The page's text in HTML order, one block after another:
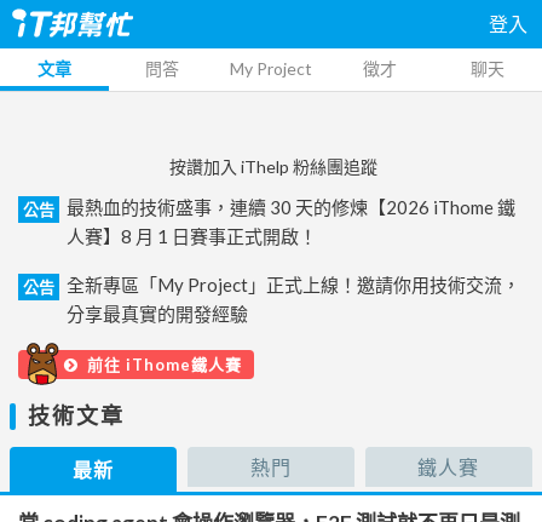
登入
文章 問答 My Project 徵才 聊天
按讚加入 iThelp 粉絲團追蹤
公告
最熱血的技術盛事，連續 30 天的修煉【2026 iThome 鐵
人賽】8 月 1 日賽事正式開啟！
公告
全新專區「My Project」正式上線！邀請你用技術交流，
分享最真實的開發經驗
前往 iThome鐵人賽
技術文章
最新 熱門 鐵人賽